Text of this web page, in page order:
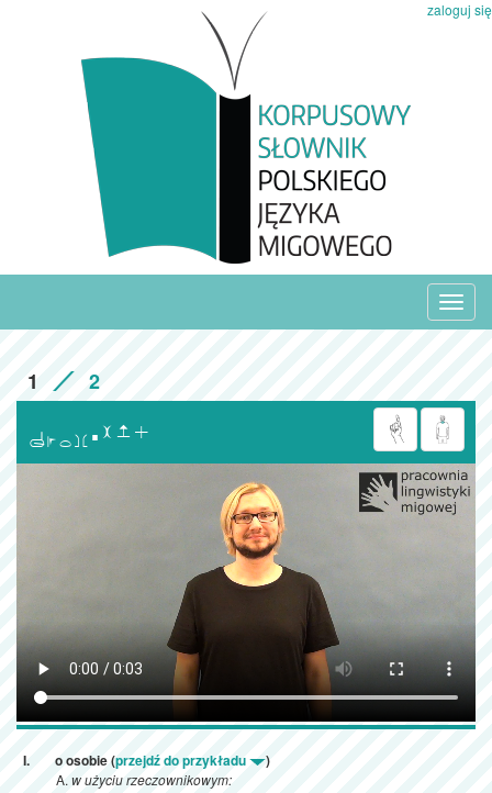
zaloguj się
1 2

o osobie (przejdź do przykładu )
w użyciu rzeczownikowym: